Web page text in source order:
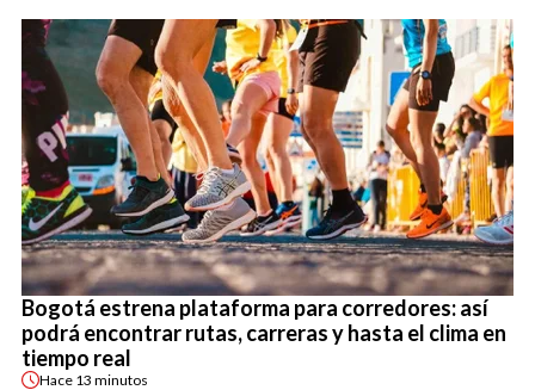
Bogotá estrena plataforma para corredores: así
podrá encontrar rutas, carreras y hasta el clima en
tiempo real
Hace 13 minutos